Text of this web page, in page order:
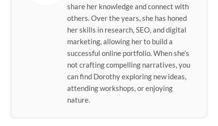
share her knowledge and connect with
others. Over the years, she has honed
her skills in research, SEO, and digital
marketing, allowing her to build a
successful online portfolio. When she’s
not crafting compelling narratives, you
can find Dorothy exploring new ideas,
attending workshops, or enjoying
nature.